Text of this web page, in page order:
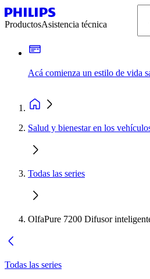
ProductosAsistencia técnica
Acá comienza un estilo de vida
Salud y bienestar en los
Todas las series
OlfaPure 7200 Difusor
Todas las series